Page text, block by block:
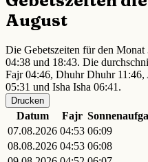
August
Die Gebetszeiten für den
04:38 und 18:43. Die
Fajr 04:46, Dhuhr Dhuhr
05:31 und Isha Isha 06:41.
Drucken
Datum Fajr
07.08.2026 04:53 06:09
08.08.2026 04:53 06:08